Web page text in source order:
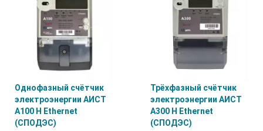
Однофазный счётчик
электроэнергии АИСТ
А100 H Ethernet
(СПОДЭС)
Трёхфазный счётчик
электроэнергии АИСТ
А300 H Ethernet
(СПОДЭС)